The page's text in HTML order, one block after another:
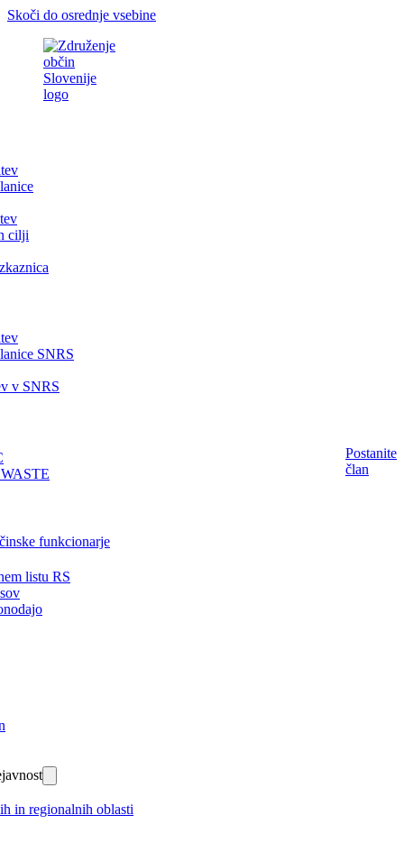
Skoči do osrednje vsebine
cilji
SNRS
v SNRS
funkcionarje
listu RS
in regionalnih oblasti
Postanite
član